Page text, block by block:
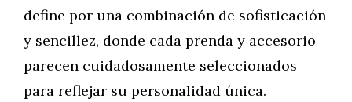
define por una combinación de sofisticación
y sencillez, donde cada prenda y accesorio
parecen cuidadosamente seleccionados
para reflejar su personalidad única.